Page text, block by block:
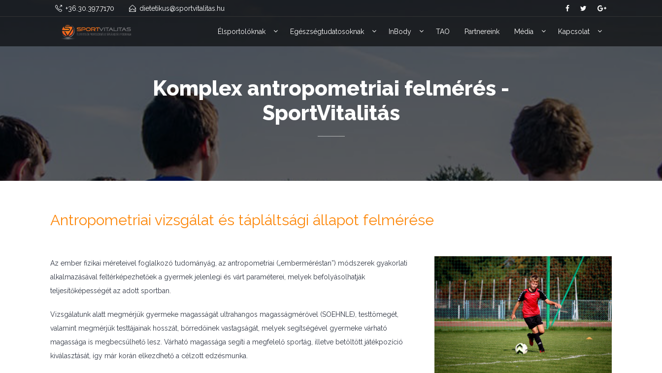
+36.30.397.7170 dietetikus@sportvitalitas.hu
Élsportolóknak Egészségtudatosoknak InBody TAO Partnereink Média Kapcsolat
Komplex antropometriai felmérés -
SportVitalitás
Antropometriai vizsgálat és tápláltsági állapot felmérése
Az ember fizikai méreteivel foglalkozó tudományág, az antropometriai („emberméréstan”) módszerek gyakorlati
alkalmazásával feltérképezhetőek a gyermek jelenlegi és várt paraméterei, melyek befolyásolhatják
teljesítőképességét az adott sportban.
Vizsgálatunk alatt megmérjük gyermeke magasságát ultrahangos magasságmérővel (SOEHNLE), testtömegét,
valamint megmérjük testtájainak hosszát, bőrredőinek vastagságát, melyek segítségével gyermeke várható
magassága is megbecsülhető lesz. Várható magassága segíti a megfelelő sportág, illetve betöltött játékpozíció
kiválasztását, így már korán elkezdhető a célzott edzésmunka.